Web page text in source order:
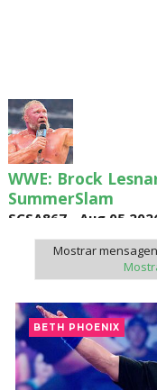
WWE: Brock
SummerSlam
SCSA867- Aug 05
VIOLÊNCIA
destrói Royce
gestos tensos
Unknown-Aug 05
Mostrar
BETH PHOENIX